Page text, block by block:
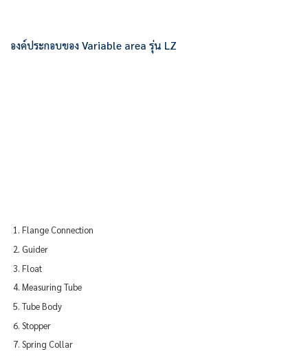
องค์ประกอบของ Variable area รุ่น LZ
Flange Connection
Guider
Float
Measuring Tube
Tube Body
Stopper
Spring Collar